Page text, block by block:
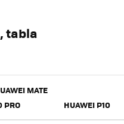
tabla
MATE
PRO
HUAWEI P10